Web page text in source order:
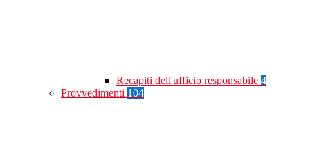
Recapiti dell'ufficio responsabile 4
Provvedimenti 104